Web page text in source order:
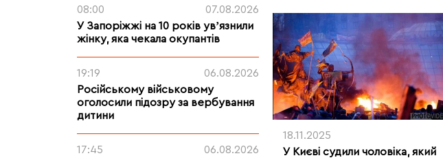
08:00
07.08.2026
У Запоріжжі на 10 років увʼязнили
жінку, яка чекала окупантів
19:19
06.08.2026
Російському військовому
оголосили підозру за вербування
дитини
17:45
06.08.2026
18.11.2025
У Києві судили чоловіка, який